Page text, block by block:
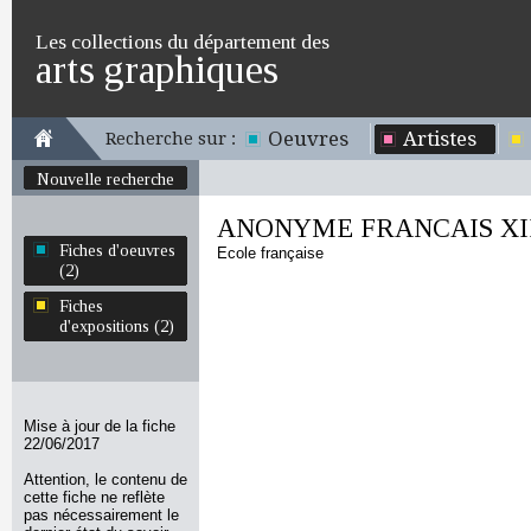
Les collections du département des
arts graphiques
Recherche sur : Oeuvres Artistes
Nouvelle recherche
Fiches d'oeuvres
(2)
Fiches
d'expositions (2)
Mise à jour de la fiche
22/06/2017
Attention, le contenu de
cette fiche ne reflète
pas nécessairement le
ANONYME FRANCAIS
Ecole française